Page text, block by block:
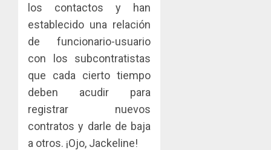
los contactos y han
establecido una relación
de funcionario-usuario
con los subcontratistas
que cada cierto tiempo
deben acudir para
registrar nuevos
contratos y darle de baja
a otros. ¡Ojo, Jackeline!